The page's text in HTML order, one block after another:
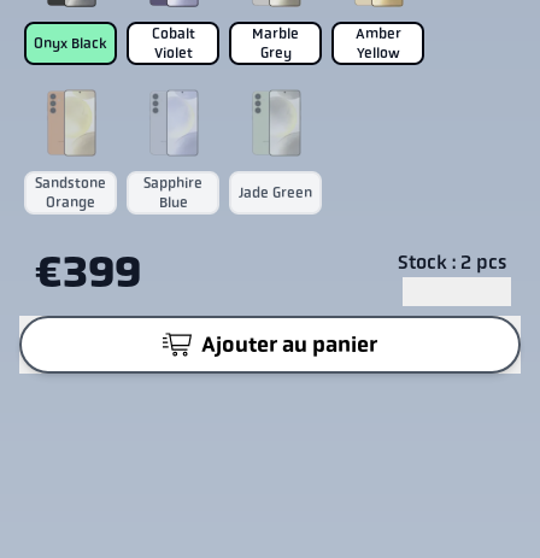
Onyx Black
Cobalt
Violet
Marble
Grey
Amber
Yellow
Sandstone
Orange
Sapphire
Blue
Jade Green
€399 Stock : 2 pcs
Ajouter au panier